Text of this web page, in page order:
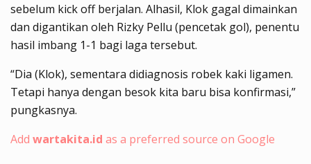
sebelum kick off berjalan. Alhasil, Klok gagal dimainkan
dan digantikan oleh Rizky Pellu (pencetak gol), penentu
hasil imbang 1-1 bagi laga tersebut.
“Dia (Klok), sementara didiagnosis robek kaki ligamen.
Tetapi hanya dengan besok kita baru bisa konfirmasi,”
pungkasnya.
Add wartakita.id as a preferred source on Google